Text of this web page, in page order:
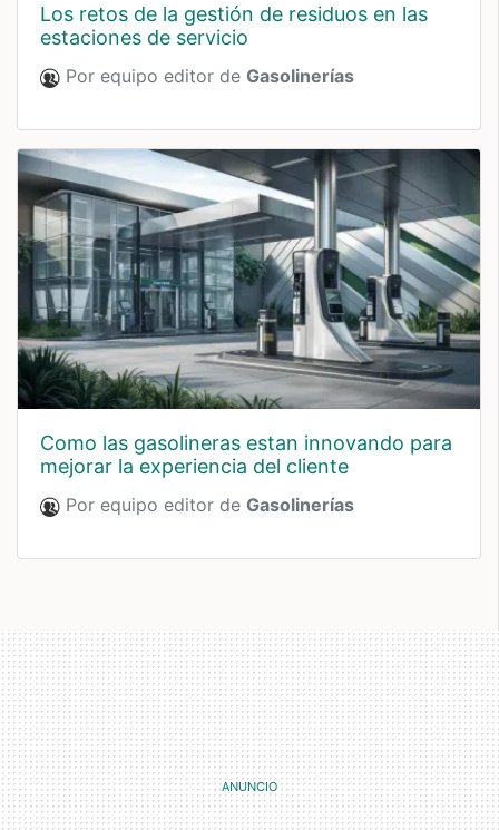
los retos de la gestión de residuos en las
estaciones de servicio
Por equipo editor de Gasolinerías
como las gasolineras estan innovando para
mejorar la experiencia del cliente
Por equipo editor de Gasolinerías